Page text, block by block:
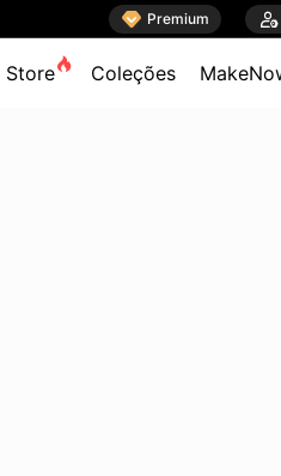
 Premium 
Store Coleções